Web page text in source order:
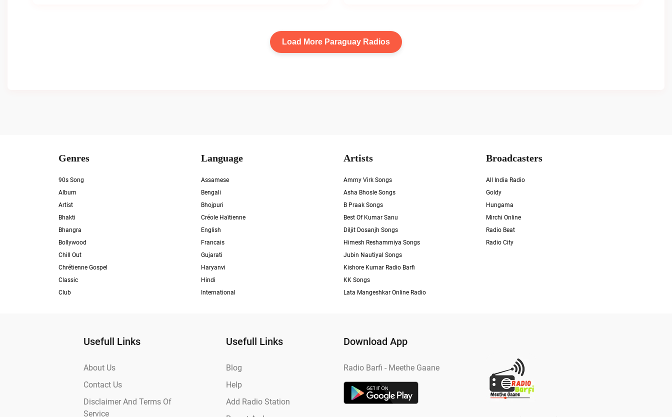
Load More Paraguay Radios
Genres
90s Song
Album
Artist
Bhakti
Bhangra
Bollywood
Chill Out
Chrétienne Gospel
Classic
Club
Language
Assamese
Bengali
Bhojpuri
Créole Haïtienne
English
Francais
Gujarati
Haryanvi
Hindi
International
Artists
Ammy Virk Songs
Asha Bhosle Songs
B Praak Songs
Best Of Kumar Sanu
Diljit Dosanjh Songs
Himesh Reshammiya Songs
Jubin Nautiyal Songs
Kishore Kumar Radio Barfi
KK Songs
Lata Mangeshkar Online Radio
Broadcasters
All India Radio
Goldy
Hungama
Mirchi Online
Radio Beat
Radio City
Usefull Links
About Us
Contact Us
Disclaimer And Terms Of
Service
Usefull Links
Blog
Help
Add Radio Station
Download App
Radio Barfi - Meethe Gaane